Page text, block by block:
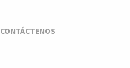
CONTÁCTENOS